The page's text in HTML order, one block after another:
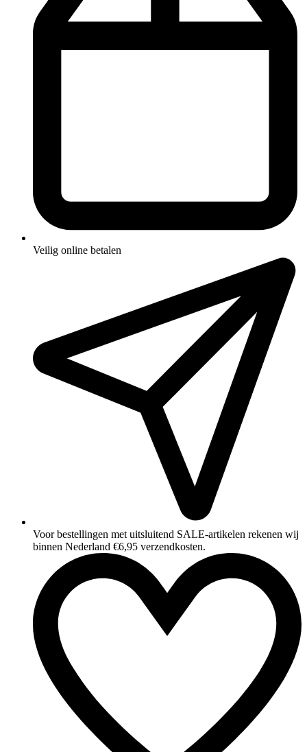
Veilig online betalen
Voor bestellingen met uitsluitend SALE‑artikelen rekenen wij
binnen Nederland €6,95 verzendkosten.